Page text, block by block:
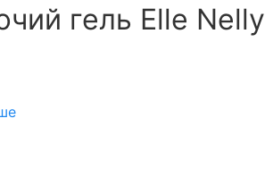
гель Elle Nelly